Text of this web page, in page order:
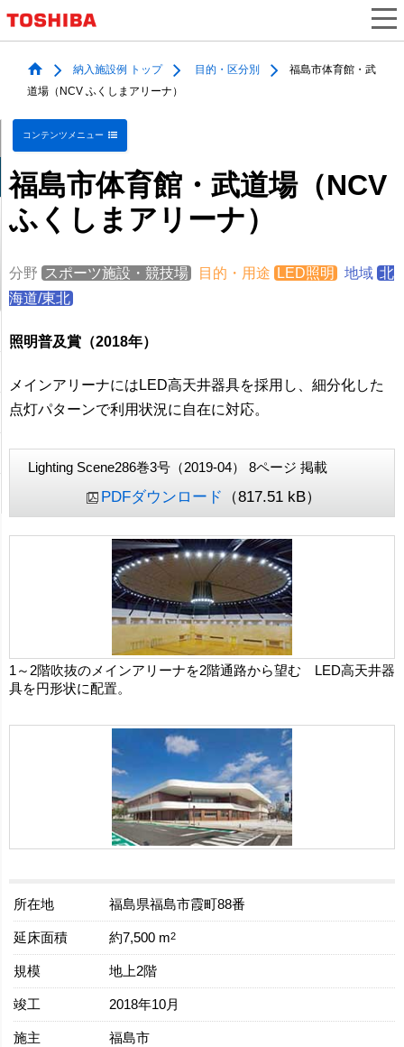
納入施設例 トップ 目的・区分別
福島市体育館・武
道場（NCV ふくしまアリーナ）
コンテンツメニュー
福島市体育館・武道場（NCV
ふくしまアリーナ）
分野 スポーツ施設・競技場 目的・用途 LED照明 地域 北
海道/東北
照明普及賞（2018年）
メインアリーナにはLED高天井器具を採用し、細分化した
点灯パターンで利用状況に自在に対応。
Lighting Scene286巻3号（2019-04） 8ページ 掲載
PDFダウンロード （817.51 kB）
1～2階吹抜のメインアリーナを2階通路から望む LED高天井器
具を円形状に配置。
所在地 福島県福島市霞町88番
延床面積 約7,500 m2
規模 地上2階
竣工 2018年10月
施主 福島市